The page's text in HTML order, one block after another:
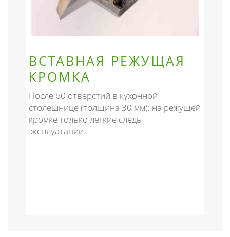
ВСТАВНАЯ РЕЖУЩАЯ
КРОМКА
После 60 отверстий в кухонной
столешнице (толщина 30 мм): на режущей
кромке только лёгкие следы
эксплуатации.